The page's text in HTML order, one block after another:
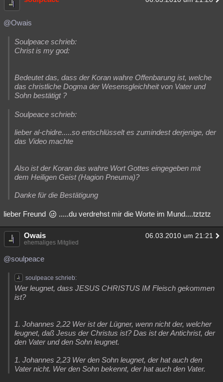
@Owais
Soulpeace schrieb:
Christ is my god:
Bedeutet das, dass der Koran wahre Offenbarung ist, welche
das christliche Dogma der Wesensgleichheit von Vater und
Sohn bestätigt ?
Soulpeace schrieb:
lieber al-chidre.....so entschlüsselt es zumindest derjenige, der
das Video machte
Also ist der Koran das wahre Wort Gottes eingegeben mit
dem Heiligen Geist (Hagion Pneuma)?
Danke für die Bestätigung
lieber Freund .....du verdrehst mir die Worte im Mund....tztztz
Owais 06.03.2010 um 21:21
ehemaliges Mitglied
@soulpeace
soulpeace schrieb:
Wer leugnet, dass JESUS CHRISTUS IM Fleisch gekommen
ist?
1. Johannes 2,22 Wer ist der Lügner, wenn nicht der, welcher
leugnet, daß Jesus der Christus ist? Das ist der Antichrist, der
den Vater und den Sohn leugnet.
1. Johannes 2,23 Wer den Sohn leugnet, der hat auch den
Vater nicht. Wer den Sohn bekennt, der hat auch den Vater.